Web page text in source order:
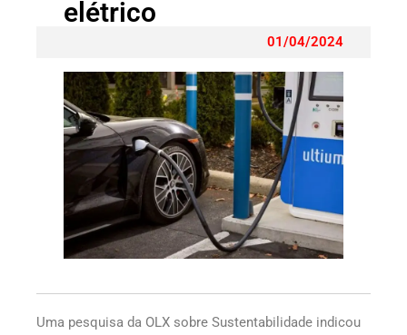
elétrico
01/04/2024
Uma pesquisa da OLX sobre Sustentabilidade indicou